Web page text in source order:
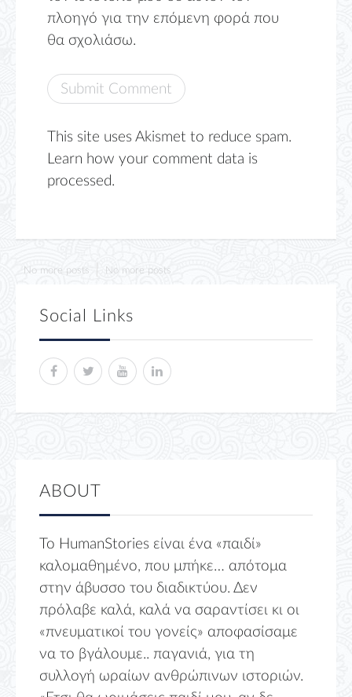
πλοηγό για την επόμενη φορά που
θα σχολιάσω.
This site uses Akismet to reduce spam.
Learn how your comment data is
processed.
No more posts No more posts
Social Links
ABOUT
Το HumanStories είναι ένα «παιδί»
καλομαθημένο, που μπήκε… απότομα
στην άβυσσο του διαδικτύου. Δεν
πρόλαβε καλά, καλά να σαραντίσει κι οι
«πνευματικοί του γονείς» αποφασίσαμε
να το βγάλουμε.. παγανιά, για τη
συλλογή ωραίων ανθρώπινων ιστοριών.